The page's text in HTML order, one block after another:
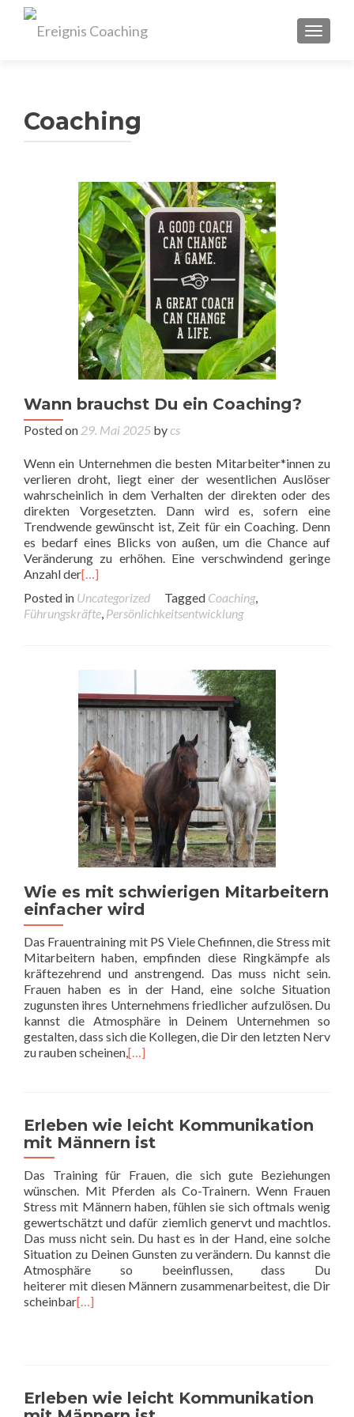
Coaching
Wann brauchst Du ein Coaching?
Posted on 29. Mai 2025 bycs
Wenn ein Unternehmen die besten Mitarbeiter*innen zu
verlieren droht, liegt einer der wesentlichen Auslöser
wahrscheinlich in dem Verhalten der direkten oder des
direkten Vorgesetzten. Dann wird es, sofern eine
Trendwende gewünscht ist, Zeit für ein Coaching. Denn
es bedarf eines Blicks von außen, um die Chance auf
Veränderung zu erhöhen. Eine verschwindend geringe
Anzahl der[…]
Posted in Uncategorized Tagged Coaching,
Führungskräfte, Persönlichkeitsentwicklung
Wie es mit schwierigen Mitarbeitern
einfacher wird
Das Frauentraining mit PS Viele Chefinnen, die Stress mit
Mitarbeitern haben, empfinden diese Ringkämpfe als
kräftezehrend und anstrengend. Das muss nicht sein.
Frauen haben es in der Hand, eine solche Situation
zugunsten ihres Unternehmens friedlicher aufzulösen. Du
kannst die Atmosphäre in Deinem Unternehmen so
gestalten, dass sich die Kollegen, die Dir den letzten Nerv
zu rauben scheinen,[…]
Erleben wie leicht Kommunikation
mit Männern ist
Das Training für Frauen, die sich gute Beziehungen
wünschen. Mit Pferden als Co-Trainern. Wenn Frauen
Stress mit Männern haben, fühlen sie sich oftmals wenig
gewertschätzt und dafür ziemlich genervt und machtlos.
Das muss nicht sein. Du hast es in der Hand, eine solche
Situation zu Deinen Gunsten zu verändern. Du kannst die
Atmosphäre so beeinflussen, dass Du
heiterer mit diesen Männern zusammenarbeitest, die Dir
scheinbar[…]
Erleben wie leicht Kommunikation